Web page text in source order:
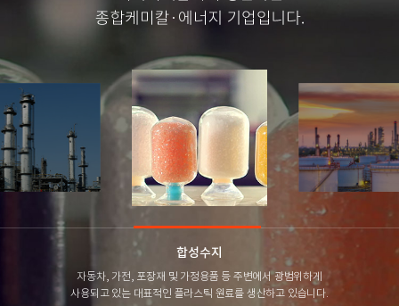
합성수지
자동차, 가전, 포장재 및 가정용품 등 주변에서 광범위하게
사용되고 있는 대표적인 플라스틱 원료를 생산하고 있습니다.